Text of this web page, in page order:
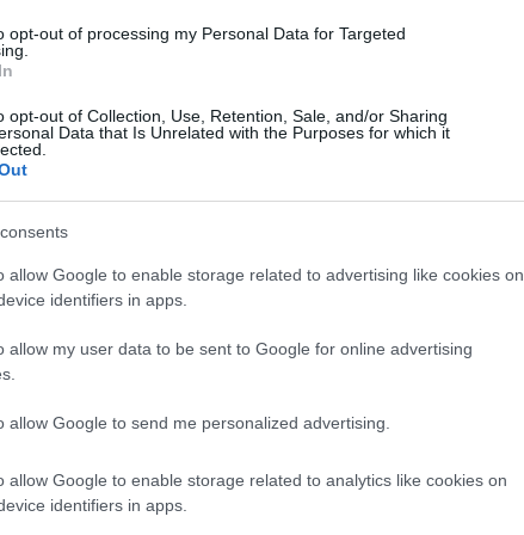
opt-out of processing my Personal Data for Targeted
opt-out of Collection, Use, Retention, Sale, and/or Sharing
Data that Is Unrelated with the Purposes for which it
allow Google to enable storage related to advertising like cookies on
identifiers in apps.
allow my user data to be sent to Google for online advertising
allow Google to send me personalized advertising.
allow Google to enable storage related to analytics like cookies on
identifiers in apps.
akadályozza a szabad kilátást. A munkaterületet
száz napon belül elkészül az új terem.
mozi